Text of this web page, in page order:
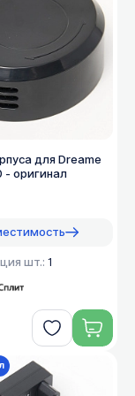
для Dreame
- оригинал
шт.: 1